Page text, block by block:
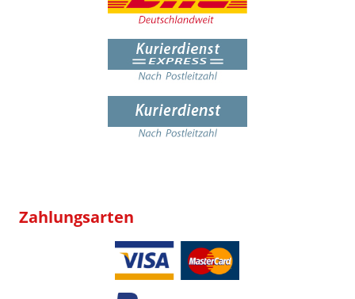
Zahlungsarten